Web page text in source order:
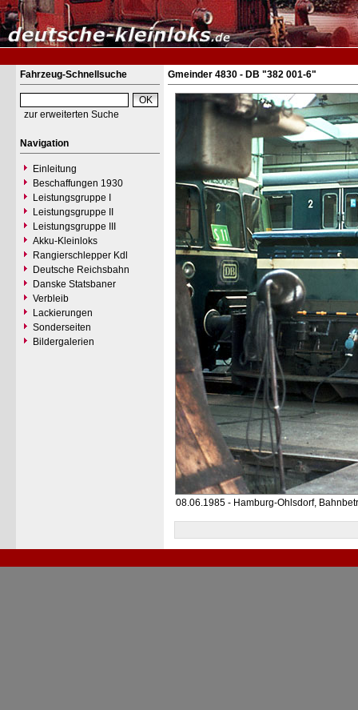
Fahrzeug-Schnellsuche
zur erweiterten Suche
Navigation
Einleitung
Beschaffungen 1930
Leistungsgruppe I
Leistungsgruppe II
Leistungsgruppe III
Akku-Kleinloks
Rangierschlepper Kdl
Deutsche Reichsbahn
Danske Statsbaner
Verbleib
Lackierungen
Sonderseiten
Bildergalerien
Gmeinder 4830 - DB "382 001-6"
08.06.1985 - Hamburg-Ohlsdorf,